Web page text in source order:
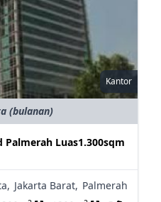
Kantor
(bulanan)
Luas1.300sqm
Jakarta Barat, Palmerah